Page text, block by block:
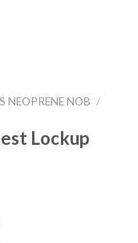
NEOPRENE NOB /
Lockup